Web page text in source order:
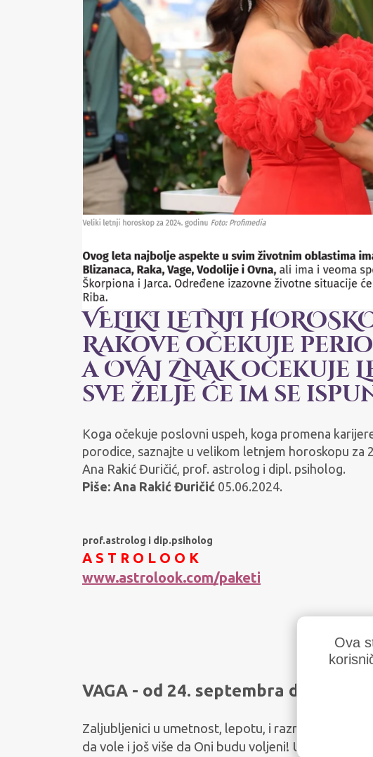
VELIKI LETNJI
Rakove očekuje
a OVAJ ZNAK očekuje
sve želje će im se
Koga očekuje poslovni uspeh, koga promena
porodice, saznajte u velikom letnjem horoskopu za
Ana Rakić Đuričić, prof. astrolog i dipl. psiholog.
Piše: Ana Rakić Đuričić 05.06.2024.
prof.astrolog i dip.psiholog
A S T R O L O O K
www.astrolook.com/paketi
VAGA - od 24. septembra do 23.
Zaljubljenici u umetnost, lepotu, i razne
da vole i još više da Oni budu voljeni!
Ova